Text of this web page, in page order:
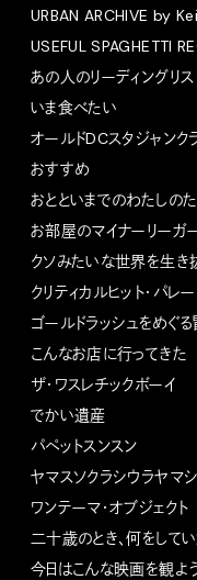
URBAN ARCHIVE by
USEFUL SPAGHETTI
あの人のリーディングリス
いま食べたい
オールドDCスタジャンク
おすすめ
おとといまでのわたしの
お部屋のマイナーリーガ
クソみたいな世界を生き
クリティカルヒット・パレ
ゴールドラッシュをめぐ
こんなお店に行ってきた
ザ・ワスレチックボーイ
でかい遺産
パペットスンスン
ヤマスソクラシウラヤマシ
ワンテーマ・オブジェクト
二十歳のとき、何をして
今日はこんな映画を観よ